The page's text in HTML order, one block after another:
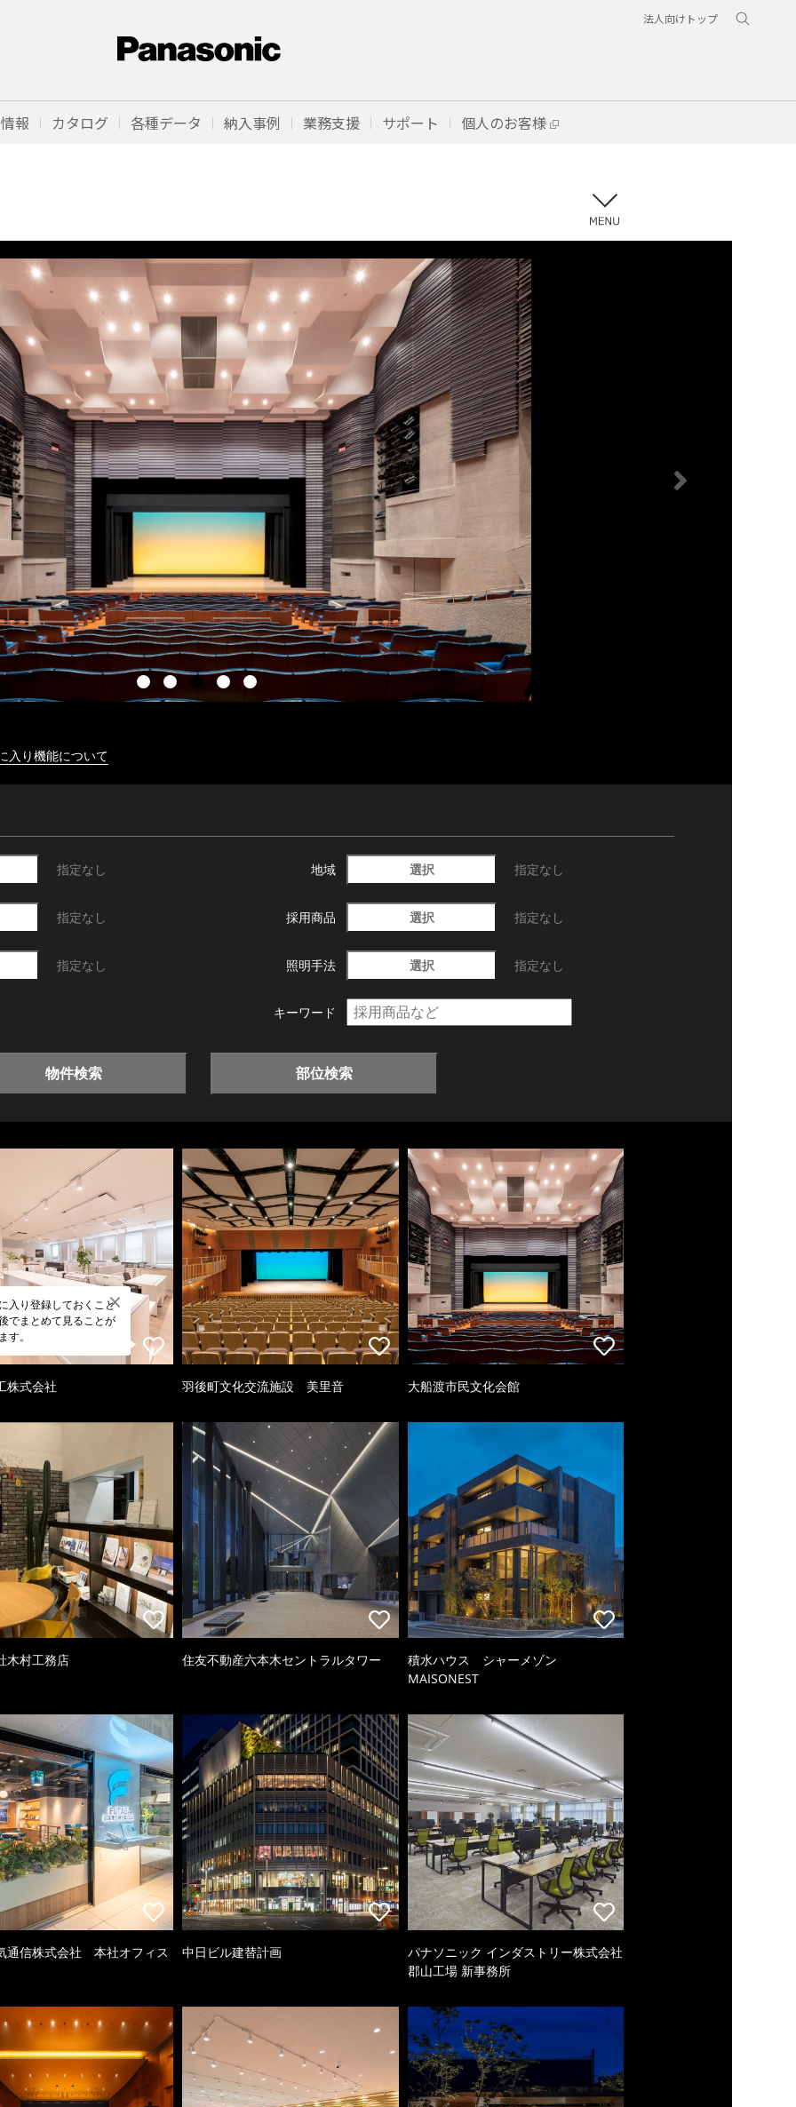
法人向けトップ
報 カタログ 各種データ 納入事例 業務支援 サポート 個人のお客様
入り機能について
指定なし 地域 選択 指定なし
指定なし 採用商品 選択 指定なし
指定なし 照明手法 選択 指定なし
キーワード
物件検索 部位検索
入り登録しておくこと
でまとめて見ることが
す。
株式会社 羽後町文化交流施設 美里音 大船渡市民文化会館
木村工務店 住友不動産六本木セントラルタワー
積水ハウス シャーメゾン
MAISONEST
通信株式会社 本社オフィス 中日ビル建替計画
パナソニック インダストリー株式会社
郡山工場 新事務所